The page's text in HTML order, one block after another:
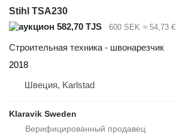
Stihl TSA230
582,70 TJS
600 SEK ≈ 54,73 €
Строительная техника - швонарезчик
2018
Швеция, Karlstad
Klaravik Sweden